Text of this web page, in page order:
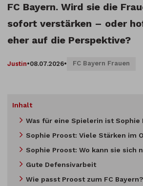
FC Bayern. Wird sie die
sofort verstärken – oder
eher auf die Perspektive?
Justin•08.07.2026• FC Bayern Frauen
Inhalt
Was für eine Spielerin ist Sophie
Sophie Proost: Viele Stärken im
Sophie Proost: Wo kann sie sich
Gute Defensivarbeit
Wie passt Proost zum FC Bayern?